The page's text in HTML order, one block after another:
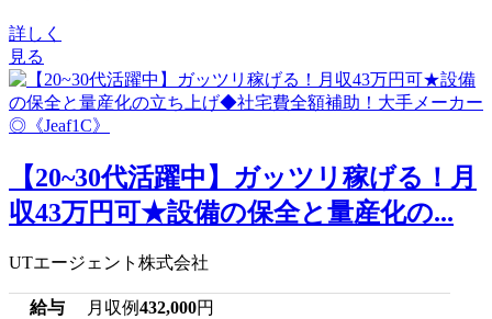
詳しく
見る
【20~30代活躍中】ガッツリ稼げる！月
収43万円可★設備の保全と量産化の...
UTエージェント株式会社
給与 月収例432,000円